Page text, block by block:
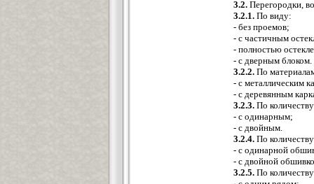
3.2. Перегородки,
3.2.1. По виду:
- без проемов;
- с частичным
- полностью
- с дверным блоком.
3.2.2. По
- с металлическим
- с деревянным
3.2.3. По
- с одинарным;
- с двойным.
3.2.4. По
- с одинарной
- с двойной
3.2.5. По